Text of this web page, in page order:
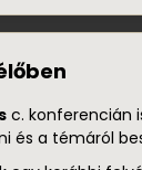
c. konferencián
és a témáról